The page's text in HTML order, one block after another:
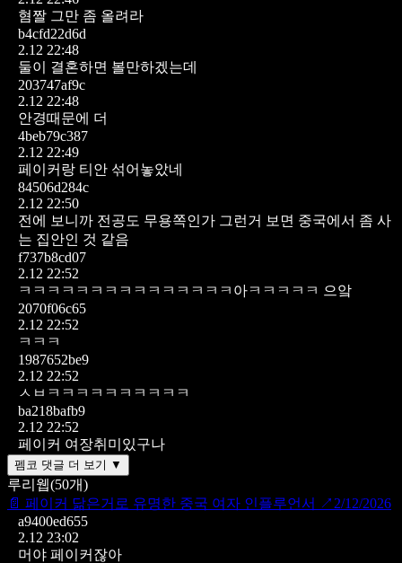
혐짤 그만 좀 올려라
b4cfd22d6d
2.12 22:48
둘이 결혼하면 볼만하겠는데
203747af9c
2.12 22:48
안경때문에 더
4beb79c387
2.12 22:49
페이커랑 티안 섞어놓았네
84506d284c
2.12 22:50
전에 보니까 전공도 무용쪽인가 그런거 보면 중국에서 좀 사
는 집안인 것 같음
f737b8cd07
2.12 22:52
ㅋㅋㅋㅋㅋㅋㅋㅋㅋㅋㅋㅋㅋㅋㅋ아ㅋㅋㅋㅋㅋ 으앜
2070f06c65
2.12 22:52
ㅋㅋㅋ
1987652be9
2.12 22:52
ㅅㅂㅋㅋㅋㅋㅋㅋㅋㅋㅋㅋ
ba218bafb9
2.12 22:52
페이커 여장취미있구나
펨코 댓글 더 보기 ▼
루리웹(50개)
📄 페이커 닮은거로 유명한 중국 여자 인플루언서 ↗ 2/12/2026
a9400ed655
2.12 23:02
머야 페이커잖아